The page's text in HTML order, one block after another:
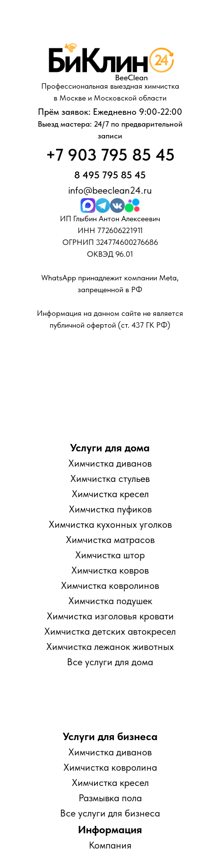
Услуги для бизнеса
Химчистка диванов
Химчистка ковролина
Химчистка кресел
Размывка пола
Все услуги для бизнеса
Информация
Компания
Услуги для дома
Химчистка диванов
Химчистка стульев
Химчистка кресел
Химчистка пуфиков
Химчистка кухонных уголков
Химчистка матрасов
Химчистка штор
Химчистка ковров
Химчистка ковролинов
Химчистка подушек
Химчистка изголовья кровати
Химчистка детских автокресел
Химчистка лежанок животных
Все услуги для дома
Профессиональная выездная химчистка
в Москве и Московской области
Прём заявок: Ежедневно 9:00-22:00
Выезд мастера: 24/7 по предварительной
записи
+7 903 795 85 45
8 495 795 85 45
info@beeclean24.ru
ИП Глыбин Антон Алексеевич
ИНН 772606221911
ОГРНИП 324774600276686
ОКВЭД 96.01
WhatsApp принадлежит компании Meta,
запрещенной в РФ
Информация на данном сайте не является
публичной офертой (ст. 437 ГК РФ)